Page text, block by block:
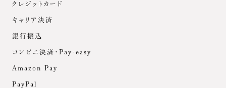
クレジットカード
キャリア決済
銀行振込
コンビニ決済・Pay-easy
Amazon Pay
PayPal